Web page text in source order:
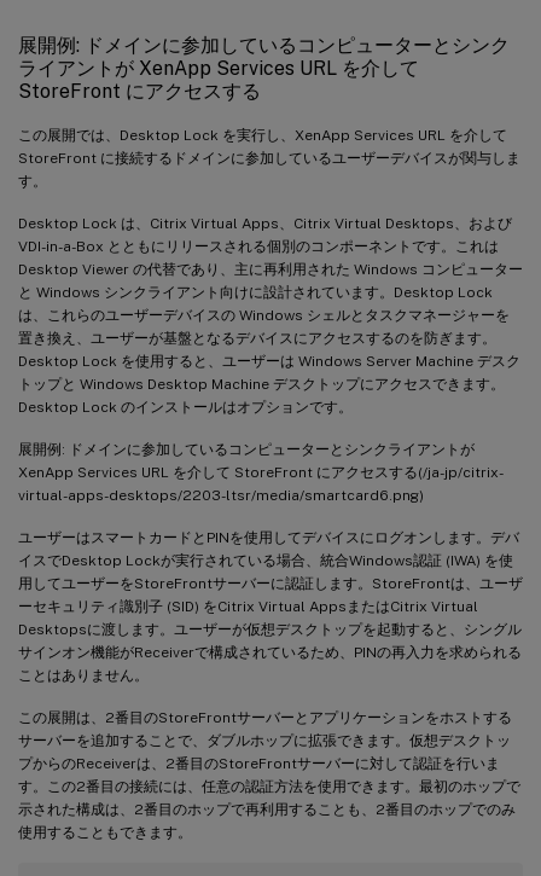
展開例: ドメインに参加しているコンピューターとシンク
ライアントが XenApp Services URL を介して
StoreFront にアクセスする
この展開では、Desktop Lock を実行し、XenApp Services URL を介して
StoreFront に接続するドメインに参加しているユーザーデバイスが関与しま
す。
Desktop Lock は、Citrix Virtual Apps、Citrix Virtual Desktops、および
VDI-in-a-Box とともにリリースされる個別のコンポーネントです。これは
Desktop Viewer の代替であり、主に再利用された Windows コンピューター
と Windows シンクライアント向けに設計されています。Desktop Lock
は、これらのユーザーデバイスの Windows シェルとタスクマネージャーを
置き換え、ユーザーが基盤となるデバイスにアクセスするのを防ぎます。
Desktop Lock を使用すると、ユーザーは Windows Server Machine デスク
トップと Windows Desktop Machine デスクトップにアクセスできます。
Desktop Lock のインストールはオプションです。
展開例: ドメインに参加しているコンピューターとシンクライアントが
XenApp Services URL を介して StoreFront にアクセスする(/ja-jp/citrix-
virtual-apps-desktops/2203-ltsr/media/smartcard6.png)
ユーザーはスマートカードとPINを使用してデバイスにログオンします。デバ
イスでDesktop Lockが実行されている場合、統合Windows認証 (IWA) を使
用してユーザーをStoreFrontサーバーに認証します。StoreFrontは、ユーザ
ーセキュリティ識別子 (SID) をCitrix Virtual AppsまたはCitrix Virtual
Desktopsに渡します。ユーザーが仮想デスクトップを起動すると、シングル
サインオン機能がReceiverで構成されているため、PINの再入力を求められる
ことはありません。
この展開は、2番目のStoreFrontサーバーとアプリケーションをホストする
サーバーを追加することで、ダブルホップに拡張できます。仮想デスクトッ
プからのReceiverは、2番目のStoreFrontサーバーに対して認証を行いま
す。この2番目の接続には、任意の認証方法を使用できます。最初のホップで
示された構成は、2番目のホップで再利用することも、2番目のホップでのみ
使用することもできます。